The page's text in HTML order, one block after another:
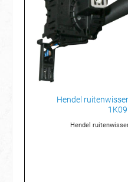
Hendel
Hendel